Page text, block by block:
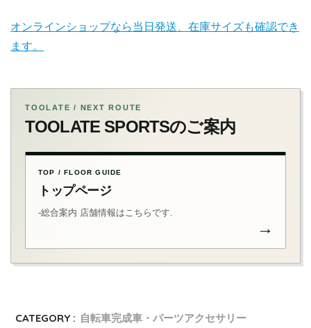
オンラインショップなら当日発送、在庫サイズも確認でき
ます。
TOOLATE / NEXT ROUTE
TOOLATE SPORTSのご案内
TOP / FLOOR GUIDE
トップページ
-総合案内 店舗情報はこちらです.
→
CATEGORY : 自転車完成車・パーツアクセサリー